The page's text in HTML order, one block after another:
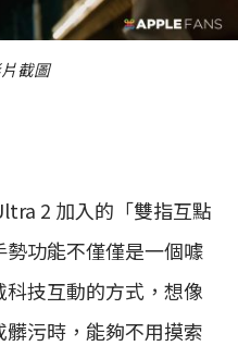
截圖
2 加入的「雙指互點
功能不僅僅是一個噱
技互動的方式，想像
污時，能夠不用摸索